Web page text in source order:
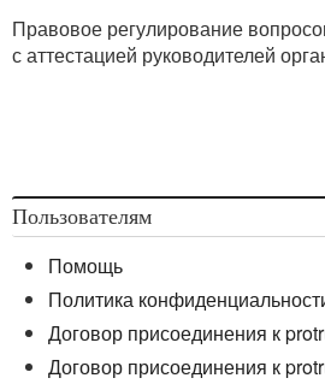
Правовое регулирование
с аттестацией руководителей
Пользователям
Помощь
Политика
Договор присоединения к
Договор присоединения к